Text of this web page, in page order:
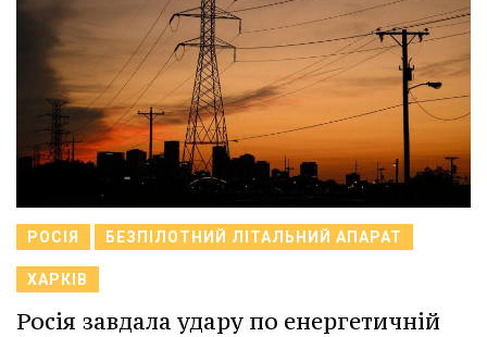
РОСІЯ БЕЗПІЛОТНИЙ ЛІТАЛЬНИЙ АПАРАТ
ХАРКІВ
Росія завдала удару по енергетичній